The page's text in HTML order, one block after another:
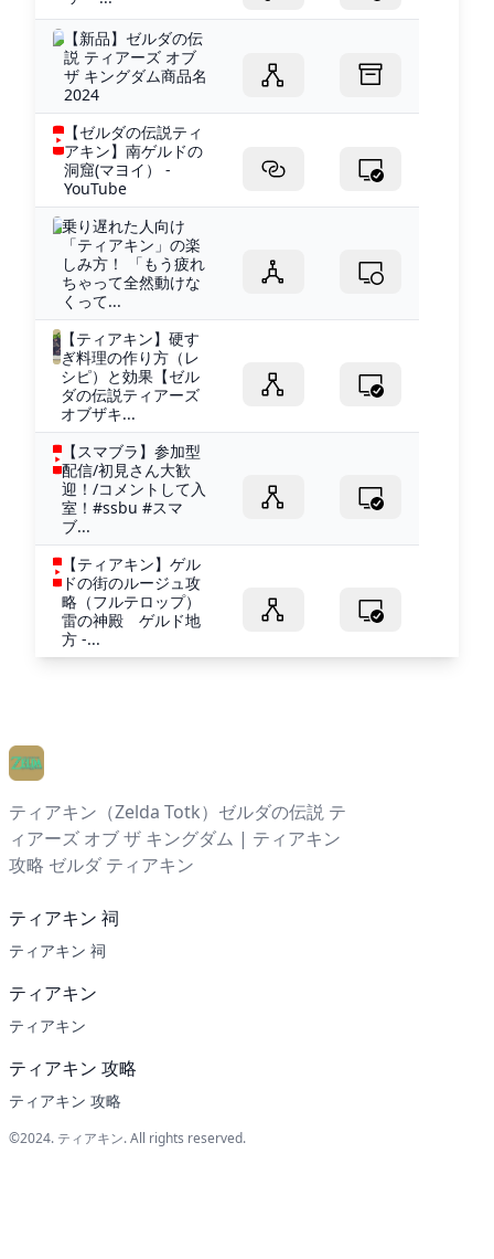
【新品】ゼルダの伝
説 ティアーズ オブ
ザ キングダム商品名
2024
【ゼルダの伝説ティ
アキン】南ゲルドの
洞窟(マヨイ） -
YouTube
乗り遅れた人向け
「ティアキン」の楽
しみ方！ 「もう疲れ
ちゃって全然動けな
くって...
【ティアキン】硬す
ぎ料理の作り方（レ
シピ）と効果【ゼル
ダの伝説ティアーズ
オブザキ...
【スマブラ】参加型
配信/初見さん大歓
迎！/コメントして入
室！#ssbu #スマ
ブ...
【ティアキン】ゲル
ドの街のルージュ攻
略（フルテロップ）
雷の神殿 ゲルド地
方 -...
ティアキン（Zelda Totk）ゼルダの伝説 テ
ィアーズ オブ ザ キングダム | ティアキン
攻略 ゼルダ ティアキン
ティアキン 祠
ティアキン 祠
ティアキン
ティアキン
ティアキン 攻略
ティアキン 攻略
©2024. ティアキン. All rights reserved.